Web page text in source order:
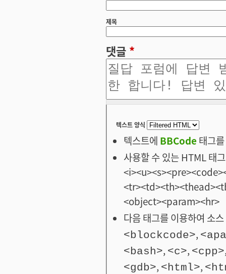
제목
댓글 *
텍스트 양식
텍스트에 BBCode태그
사용할 수 있는 HTML
<object><param><hr>
다음 태그를 이용하여 소
<blockcode>,
<bash>, <c>, <cpp>
<gdb>, <html>,